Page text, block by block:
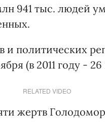
941 тыс. людей
политических
(в 2011 году -
RELATED VIDEO
жертв